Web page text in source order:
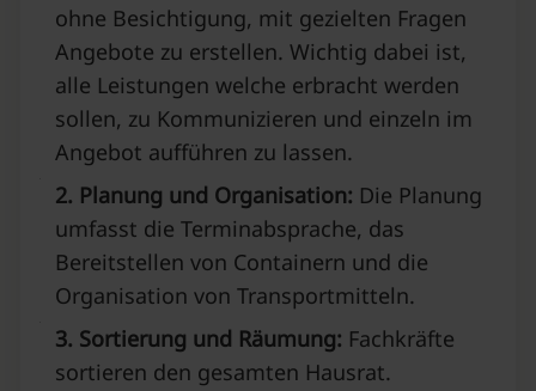
ohne Besichtigung, mit gezielten Fragen
Angebote zu erstellen. Wichtig dabei ist,
alle Leistungen welche erbracht werden
sollen, zu Kommunizieren und einzeln im
Angebot aufführen zu lassen.
2. Planung und Organisation: Die Planung
umfasst die Terminabsprache, das
Bereitstellen von Containern und die
Organisation von Transportmitteln.
3. Sortierung und Räumung: Fachkräfte
sortieren den gesamten Hausrat.